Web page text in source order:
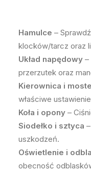
Hamulce –
klocków/tarcz oraz
Układ napędowy –
przerzutek oraz
Kierownica i
właściwe
Koła i opony –
Siodełko i sztyca
uszkodzeń.
Oświetlenie i
obecność